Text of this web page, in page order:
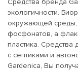
экологичности.
окружающей
фосфонатов, а
пластика. Средства
с септиками и
Gardenica, Вы